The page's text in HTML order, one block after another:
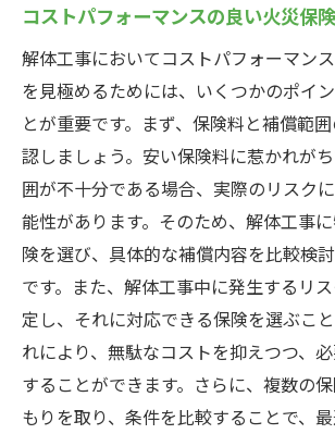
コストパフォーマンスの良い火災保
解体工事においてコストパフォーマン
を見極めるためには、いくつかのポイ
とが重要です。まず、保険料と補償範
認しましょう。安い保険料に惹かれが
囲が不十分である場合、実際のリスク
能性があります。そのため、解体工事
険を選び、具体的な補償内容を比較検
です。また、解体工事中に発生するリ
定し、それに対応できる保険を選ぶこ
れにより、無駄なコストを抑えつつ、
することができます。さらに、複数の
もりを取り、条件を比較することで、